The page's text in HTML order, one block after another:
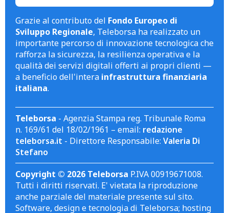
Grazie al contributo del Fondo Europeo di
Sviluppo Regionale, Teleborsa ha realizzato un
importante percorso di innovazione tecnologica che
rafforza la sicurezza, la resilienza operativa e la
qualità dei servizi digitali offerti ai propri clienti —
a beneficio dell'intera infrastruttura finanziaria
italiana.
Teleborsa - Agenzia Stampa reg. Tribunale Roma
n. 169/61 del 18/02/1961 – email: redazione
teleborsa.it - Direttore Responsabile: Valeria Di
Stefano
Copyright © 2026 Teleborsa P.IVA 00919671008.
Tutti i diritti riservati. E' vietata la riproduzione
anche parziale del materiale presente sul sito.
Software, design e tecnologia di Teleborsa; hosting